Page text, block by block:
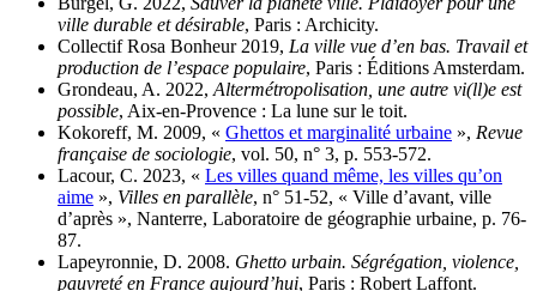
ville durable et désirable, Paris : Archicity.
Collectif Rosa Bonheur 2019, La ville vue d’en bas. Travail et
production de l’espace populaire, Paris : Éditions Amsterdam.
Grondeau, A. 2022, Altermétropolisation, une autre vi(ll)e est
possible, Aix-en-Provence : La lune sur le toit.
Kokoreff, M. 2009, « Ghettos et marginalité urbaine », Revue
française de sociologie, vol. 50, n° 3, p. 553-572.
Lacour, C. 2023, « Les villes quand même, les villes qu’on
aime », Villes en parallèle, n° 51-52, « Ville d’avant, ville
d’après », Nanterre, Laboratoire de géographie urbaine, p. 76-
87.
Lapeyronnie, D. 2008. Ghetto urbain. Ségrégation, violence,
pauvreté en France aujourd’hui, Paris : Robert Laffont.